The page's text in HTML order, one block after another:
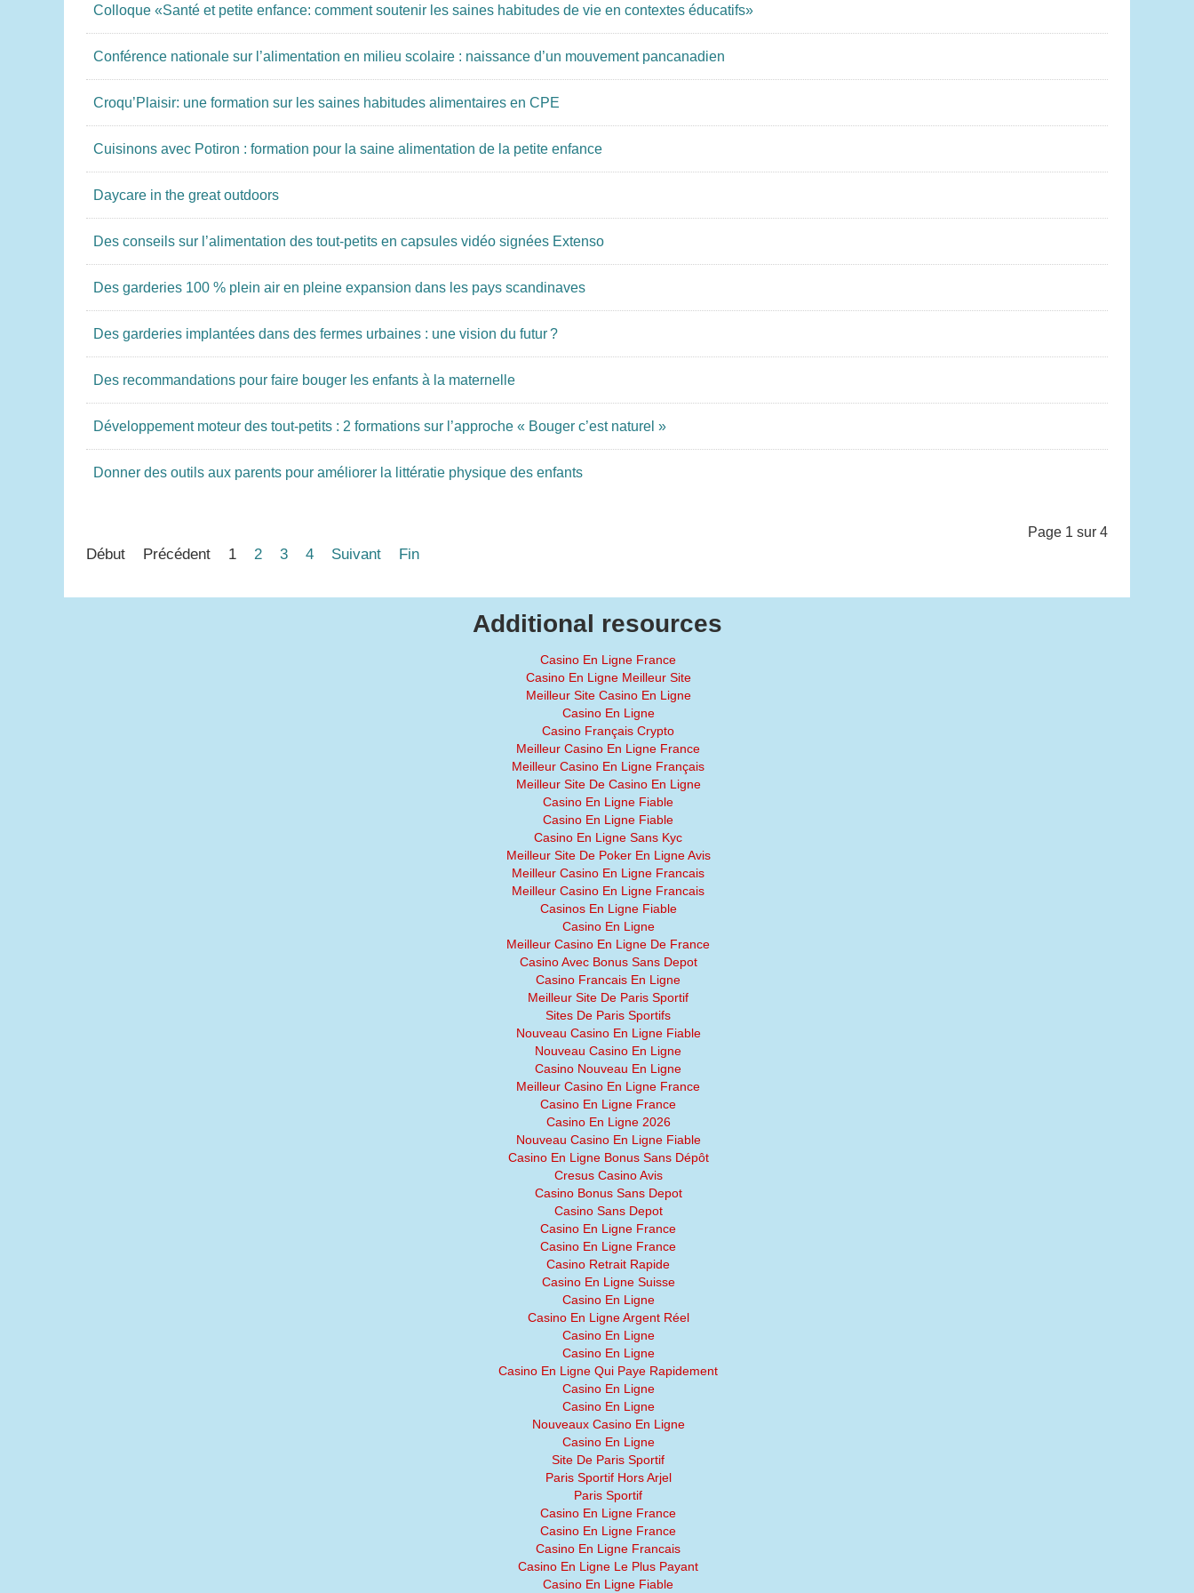
Colloque «Santé et petite enfance: comment soutenir les saines habitudes de vie en contextes éducatifs»
Conférence nationale sur l’alimentation en milieu scolaire : naissance d’un mouvement pancanadien
Croqu’Plaisir: une formation sur les saines habitudes alimentaires en CPE
Cuisinons avec Potiron : formation pour la saine alimentation de la petite enfance
Daycare in the great outdoors
Des conseils sur l’alimentation des tout-petits en capsules vidéo signées Extenso
Des garderies 100 % plein air en pleine expansion dans les pays scandinaves
Des garderies implantées dans des fermes urbaines : une vision du futur ?
Des recommandations pour faire bouger les enfants à la maternelle
Développement moteur des tout-petits : 2 formations sur l’approche « Bouger c’est naturel »
Donner des outils aux parents pour améliorer la littératie physique des enfants
Page 1 sur 4
Début Précédent 1 2 3 4 Suivant Fin
Additional resources
Casino En Ligne France
Casino En Ligne Meilleur Site
Meilleur Site Casino En Ligne
Casino En Ligne
Casino Français Crypto
Meilleur Casino En Ligne France
Meilleur Casino En Ligne Français
Meilleur Site De Casino En Ligne
Casino En Ligne Fiable
Casino En Ligne Fiable
Casino En Ligne Sans Kyc
Meilleur Site De Poker En Ligne Avis
Meilleur Casino En Ligne Francais
Meilleur Casino En Ligne Francais
Casinos En Ligne Fiable
Casino En Ligne
Meilleur Casino En Ligne De France
Casino Avec Bonus Sans Depot
Casino Francais En Ligne
Meilleur Site De Paris Sportif
Sites De Paris Sportifs
Nouveau Casino En Ligne Fiable
Nouveau Casino En Ligne
Casino Nouveau En Ligne
Meilleur Casino En Ligne France
Casino En Ligne France
Casino En Ligne 2026
Nouveau Casino En Ligne Fiable
Casino En Ligne Bonus Sans Dépôt
Cresus Casino Avis
Casino Bonus Sans Depot
Casino Sans Depot
Casino En Ligne France
Casino En Ligne France
Casino Retrait Rapide
Casino En Ligne Suisse
Casino En Ligne
Casino En Ligne Argent Réel
Casino En Ligne
Casino En Ligne
Casino En Ligne Qui Paye Rapidement
Casino En Ligne
Casino En Ligne
Nouveaux Casino En Ligne
Casino En Ligne
Site De Paris Sportif
Paris Sportif Hors Arjel
Paris Sportif
Casino En Ligne France
Casino En Ligne France
Casino En Ligne Francais
Casino En Ligne Le Plus Payant
Casino En Ligne Fiable